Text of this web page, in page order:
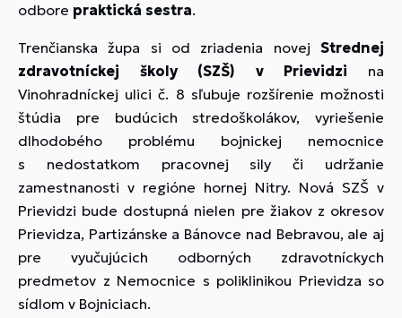
odbore praktická sestra.
Trenčianska župa si od zriadenia novej Strednej
zdravotníckej školy (SZŠ) v Prievidzi na
Vinohradníckej ulici č. 8 sľubuje rozšírenie možnosti
štúdia pre budúcich stredoškolákov, vyriešenie
dlhodobého problému bojnickej nemocnice
s nedostatkom pracovnej sily či udržanie
zamestnanosti v regióne hornej Nitry. Nová SZŠ v
Prievidzi bude dostupná nielen pre žiakov z okresov
Prievidza, Partizánske a Bánovce nad Bebravou, ale aj
pre vyučujúcich odborných zdravotníckych
predmetov z Nemocnice s poliklinikou Prievidza so
sídlom v Bojniciach.